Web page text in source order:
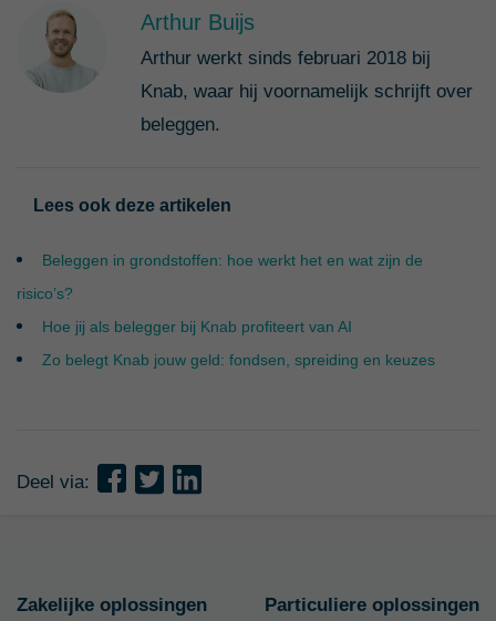
Arthur Buijs
Arthur werkt sinds februari 2018 bij
Knab, waar hij voornamelijk schrijft over
beleggen.
Lees ook deze artikelen
Beleggen in grondstoffen: hoe werkt het en wat zijn de
risico’s?
Hoe jij als belegger bij Knab profiteert van AI
Zo belegt Knab jouw geld: fondsen, spreiding en keuzes
Deel via:
Zakelijke oplossingen Particuliere oplossingen